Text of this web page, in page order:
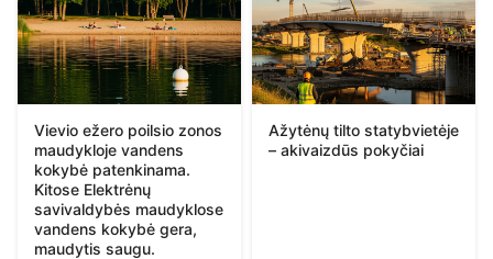
Vievio ežero poilsio zonos
maudykloje vandens
kokybė patenkinama.
Kitose Elektrėnų
savivaldybės maudyklose
vandens kokybė gera,
maudytis saugu.
Ažytėnų tilto statybvietėje
– akivaizdūs pokyčiai